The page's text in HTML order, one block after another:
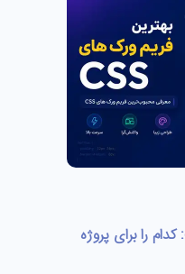
بهترین فریم ورک های css: کدام را برای پروژه